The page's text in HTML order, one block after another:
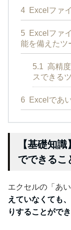
4 Excelファ
5 Excelファ
能を備えたツ
5.1 高精
スできる
6 Excelであ
【基礎知
でできるこ
エクセルの「あ
えていなくても
りすることができ